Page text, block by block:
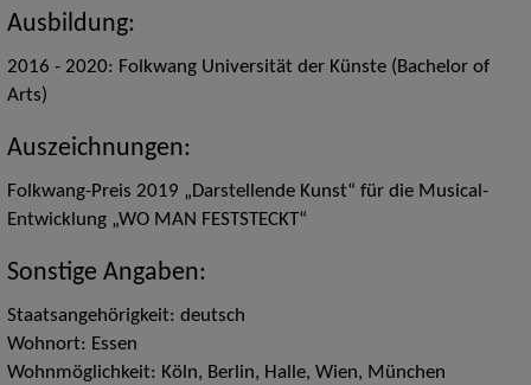
Ausbildung:
2016 - 2020: Folkwang Universität der Künste (Bachelor of
Arts)
Auszeichnungen:
Folkwang-Preis 2019 „Darstellende Kunst“ für die Musical-
Entwicklung „WO MAN FESTSTECKT“
Sonstige Angaben:
Staatsangehörigkeit: deutsch
Wohnort: Essen
Wohnmöglichkeit: Köln, Berlin, Halle, Wien, München